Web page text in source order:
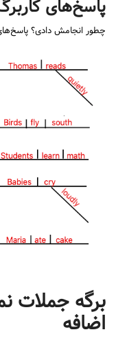
پاسخ‌های
چطور انجامش دادی؟
برگه جملات
اضافه